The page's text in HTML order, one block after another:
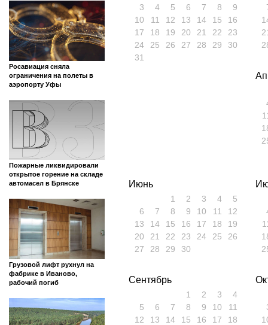
Росавиация сняла
ограничения на полеты в
аэропорту Уфы
Пожарные ликвидировали
открытое горение на складе
автомасел в Брянске
Грузовой лифт рухнул на
фабрике в Иваново,
рабочий погиб
3
4 5 6 7 8
9
10
11 12 13 14 15
16
17
18 19 20 21 22
23
24
25 26 27 28 29
30
31
Июнь
1 2 3 4
5
6
7 8 9 10 11
12
13
14 15 16 17 18
19
20
21 22 23 24 25
26
27
28 29 30
Сентябрь
1 2 3
4
5
6 7 8 9 10
11
12
13 14 15 16 17
18